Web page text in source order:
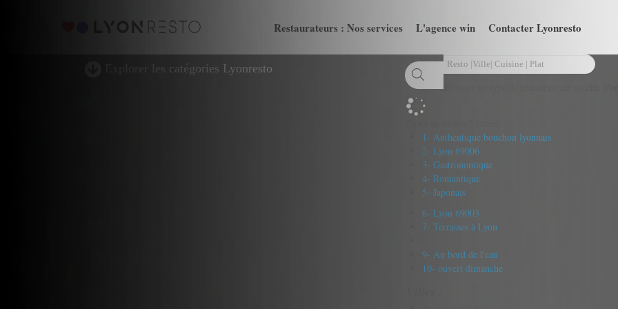
Restaurateurs : Nos services L'agence win Contacter Lyonresto
Explorer les catégories Lyonresto
1- Authentique bouchon lyonnais
2- Lyon 69006
3- Gastronomique
4- Romantique
5- Japonais
6- Lyon 69003
7- Terrasses à Lyon
9- Au bord de l'eau
10- ouvert dimanche